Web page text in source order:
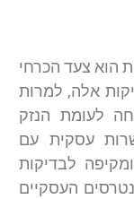
הוא צעד הכרחי
אלה, למרות
לעומת הנזק
עסקית עם
לבדיקות
העסקיים